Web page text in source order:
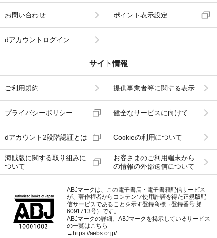
お問い合わせ ポイント表示設定
dアカウントログイン
サイト情報
ご利用規約 提供事業者等に関する表示
プライバシーポリシー 健全なサービスに向けて
dアカウント2段階認証とは Cookieの利用について
海賊版に関する取り組みに
ついて
お客さまのご利用端末から
の情報の外部送信について
ABJマークは、この電子書店・電子書籍配信サービス
が、著作権者からコンテンツ使用許諾を得た正規版配
信サービスであることを示す登録商標（登録番号 第
6091713号）です。
ABJマークの詳細、ABJマークを掲示しているサービス
の一覧はこちら
→ https://aebs.or.jp/